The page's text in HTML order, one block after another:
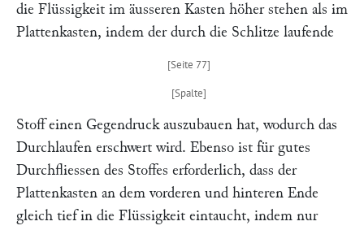
die Flüssigkeit im äusseren Kasten höher stehen als im
Plattenkasten, indem der durch die Schlitze laufende
Stoff einen Gegendruck auszubauen hat, wodurch das
Durchlaufen erschwert wird. Ebenso ist für gutes
Durchfliessen des Stoffes erforderlich, dass der
Plattenkasten an dem vorderen und hinteren Ende
gleich tief in die Flüssigkeit eintaucht, indem nur